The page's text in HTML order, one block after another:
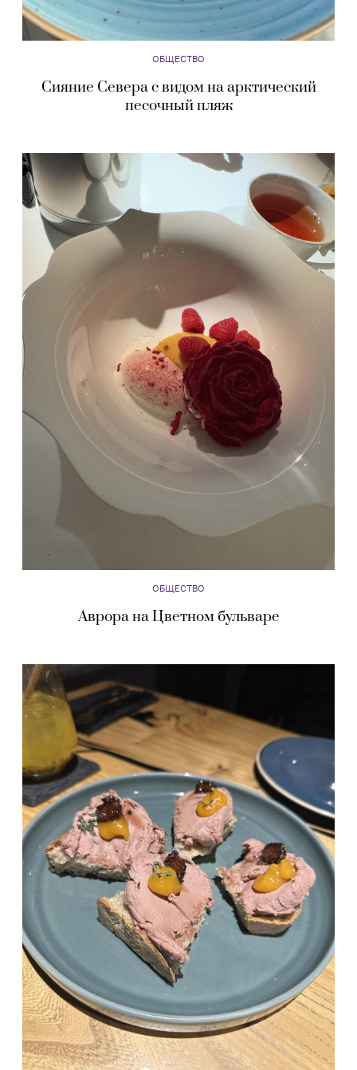
ОБЩЕСТВО
Сияние Севера с видом на арктический
песочный пляж
ОБЩЕСТВО
Аврора на Цветном бульваре